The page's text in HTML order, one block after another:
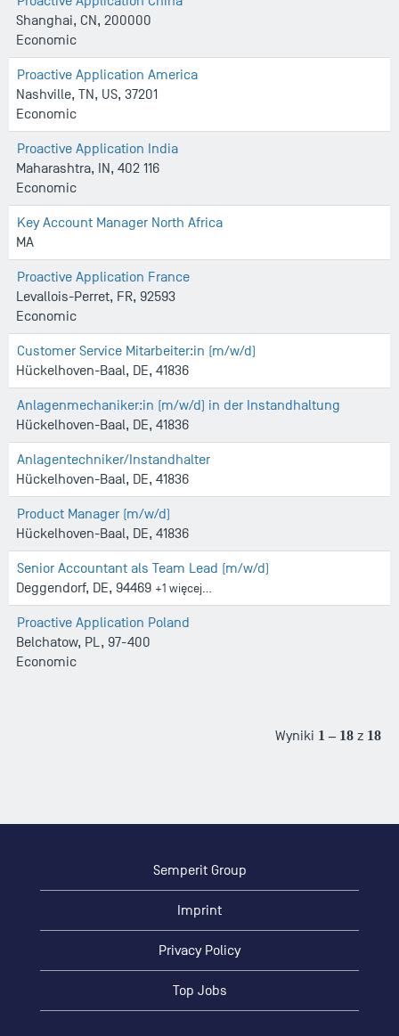
Shanghai, CN, 200000
Economic
Proactive Application America
Nashville, TN, US, 37201
Economic
Proactive Application India
Maharashtra, IN, 402 116
Economic
Key Account Manager North Africa
MA
Proactive Application France
Levallois-Perret, FR, 92593
Economic
Customer Service Mitarbeiter:in (m/w/d)
Hückelhoven-Baal, DE, 41836
Anlagenmechaniker:in (m/w/d) in der Instandhaltung
Hückelhoven-Baal, DE, 41836
Anlagentechniker/Instandhalter
Hückelhoven-Baal, DE, 41836
Product Manager (m/w/d)
Hückelhoven-Baal, DE, 41836
Senior Accountant als Team Lead (m/w/d)
Deggendorf, DE, 94469 +1 więcej…
Proactive Application Poland
Belchatow, PL, 97-400
Economic
Wyniki 1 – 18 z 18
Semperit Group
Imprint
Privacy Policy
Top Jobs